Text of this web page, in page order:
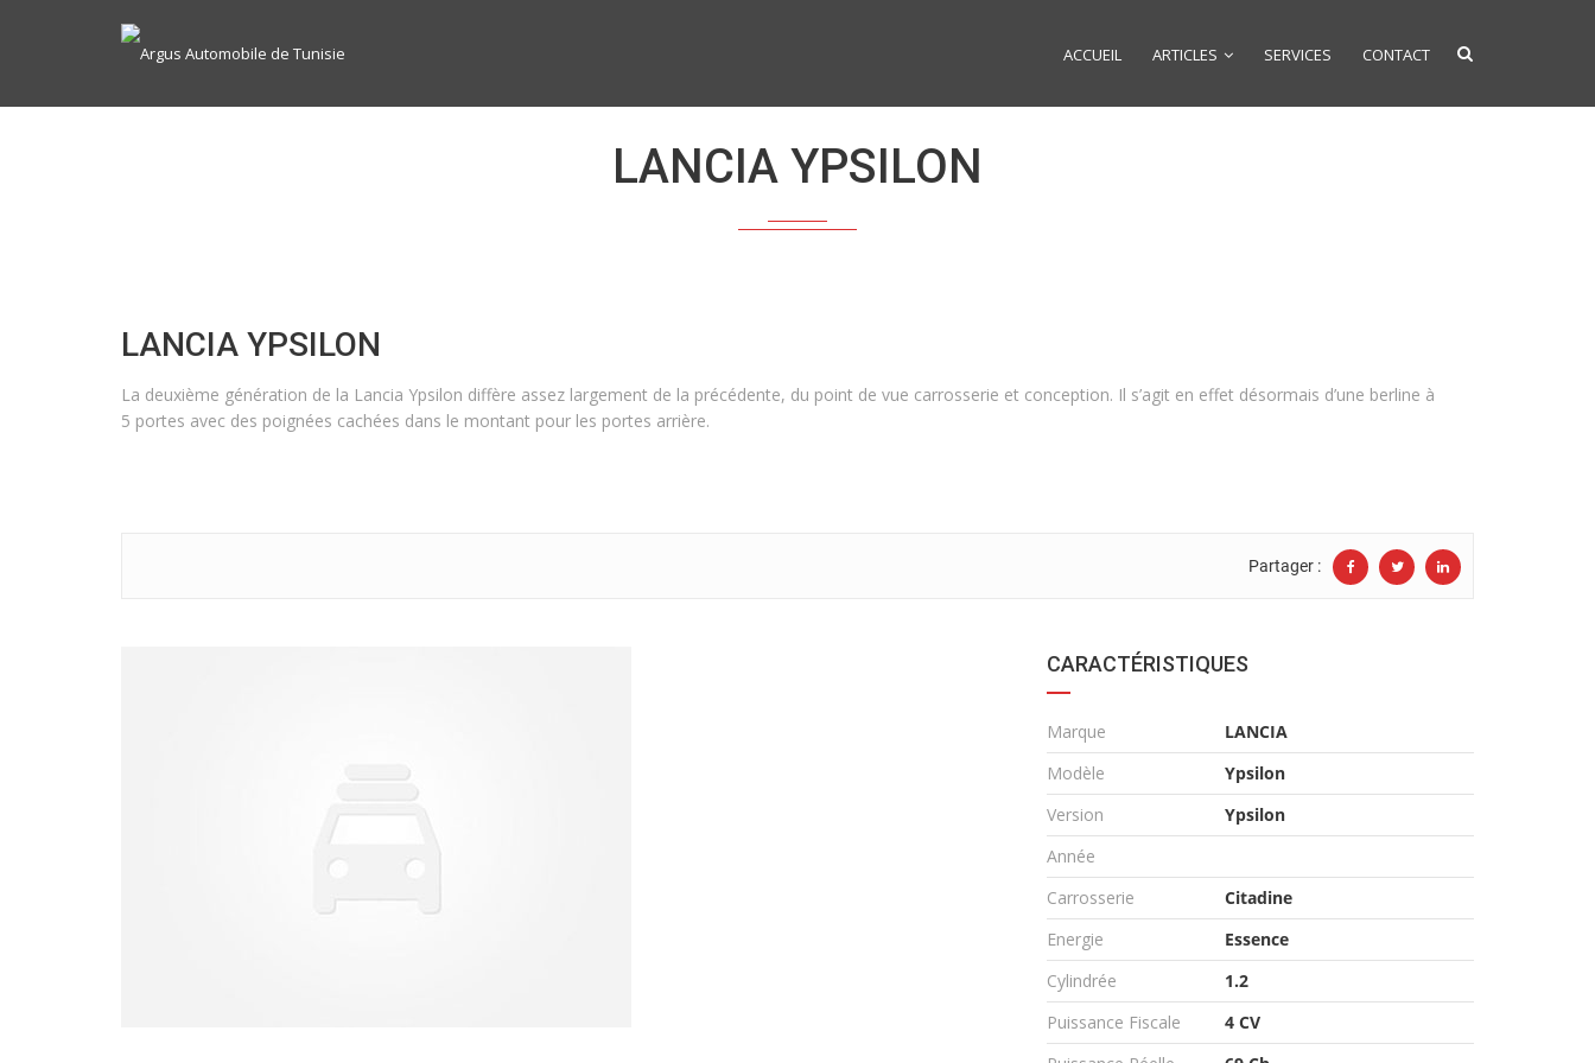
ACCUEIL ARTICLES SERVICES CONTACT
LANCIA YPSILON
LANCIA YPSILON
La deuxième génération de la Lancia Ypsilon diffère assez largement de la précédente, du point de vue carrosserie et conception. Il s’agit en effet désormais d’une berline à
5 portes avec des poignées cachées dans le montant pour les portes arrière.
Partager :
CARACTÉRISTIQUES
Marque
LANCIA
Modèle
Ypsilon
Version
Ypsilon
Année
Carrosserie
Citadine
Energie
Essence
Cylindrée
1.2
Puissance Fiscale
4 CV